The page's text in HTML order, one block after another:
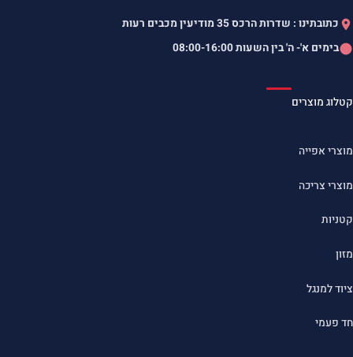
כתובתינו : שדרות הרכס 35 מודיעין מכבים רעות
בימים א'- ה' בין השעות08:00-16:00
קטלוג מוצרים
מוצרי אפייה
מוצרי צריכה
קטניות
מזון
ציוד למנגל
חד פעמי